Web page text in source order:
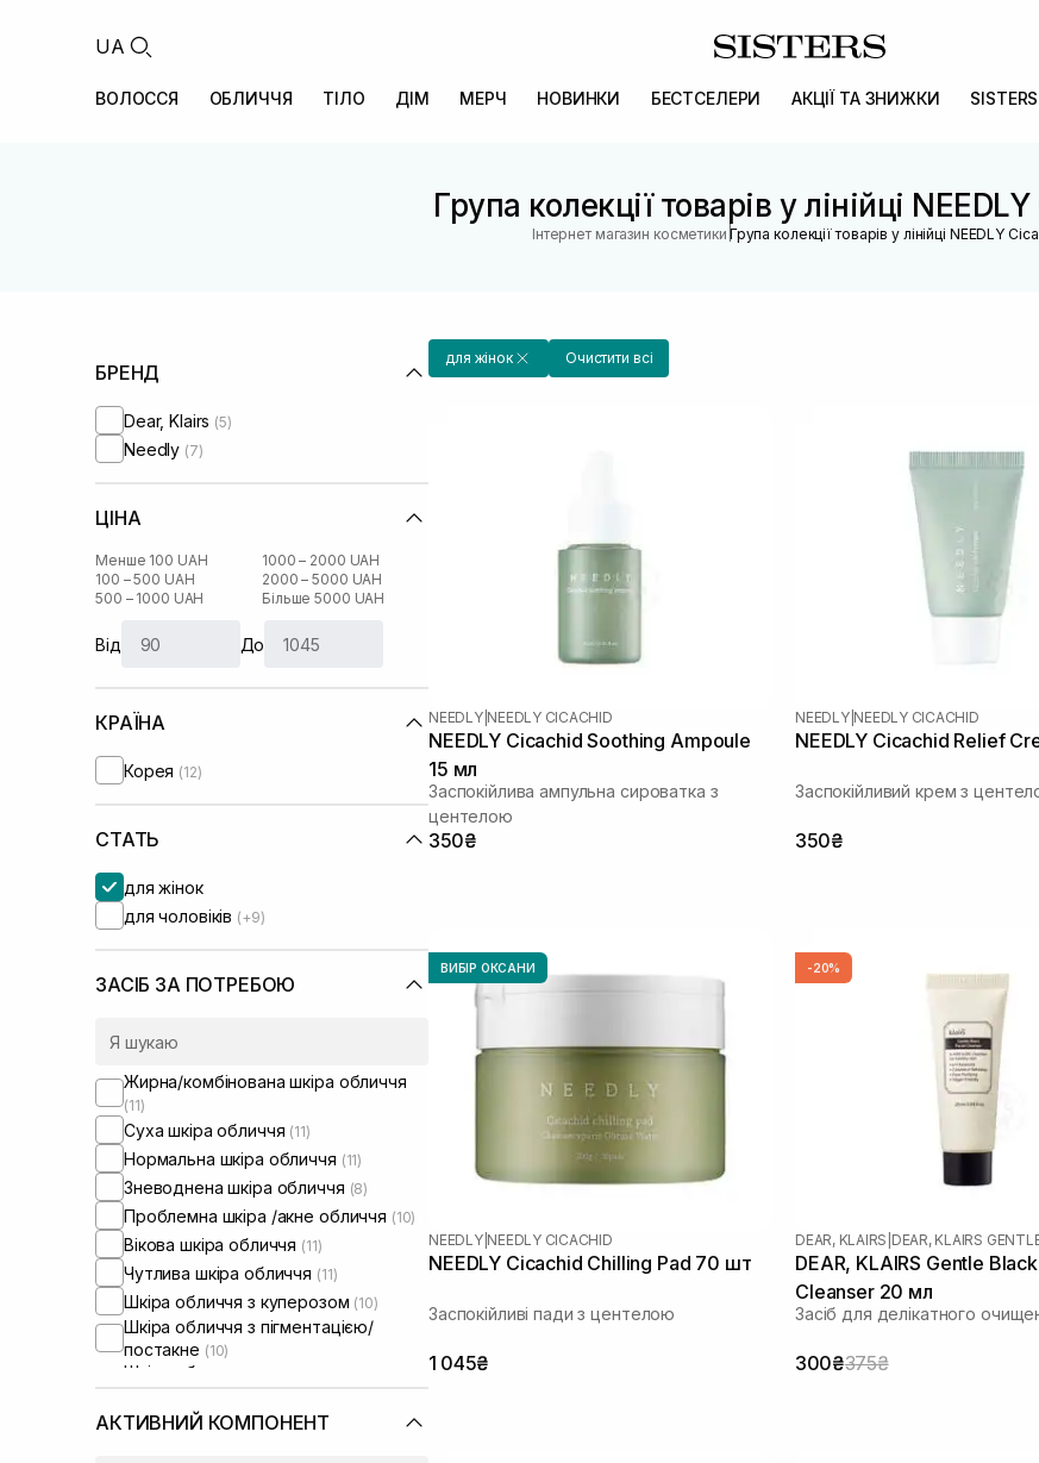
UA
ВОЛОССЯ ОБЛИЧЧЯ ТІЛО ДІМ МЕРЧ НОВИНКИ БЕСТСЕЛЕРИ АКЦІЇ ТА ЗНИЖКИ
Група колекції товарів у лінійці
Інтернет магазин косметики |Група колекції товарів у лінійці NEEDLY
БРЕНД
Dear, Klairs (5)
Needly (7)
ЦІНА
Менше 100 UAH
100 – 500 UAH
500 – 1000 UAH
1000 – 2000 UAH
2000 – 5000 UAH
Більше 5000 UAH
Від До
КРАЇНА
Корея (12)
СТАТЬ
для жінок
для чоловіків (+9)
ЗАСІБ ЗА ПОТРЕБОЮ
Жирна/комбінована шкіра обличчя
(11)
Суха шкіра обличчя (11)
Нормальна шкіра обличчя (11)
Зневоднена шкіра обличчя (8)
Проблемна шкіра /акне обличчя (10)
Вікова шкіра обличчя (11)
Чутлива шкіра обличчя (11)
Шкіра обличчя з куперозом (10)
Шкіра обличчя з пігментацією/
постакне (10)
Шкіра обличчя з розширеними
порами
Шкіра обличчя з порушеним
АКТИВНИЙ КОМПОНЕНТ
для жінок Очистити всі
NEEDLY| NEEDLY CICACHID
NEEDLY Cicachid Soothing Ampoule
15 мл
Заспокійлива ампульна сироватка з
центелою
350₴
NEEDLY| NEEDLY CICACHID
NEEDLY Cicachid Relief
Заспокійливий крем з
350₴
ВИБІР ОКСАНИ
NEEDLY| NEEDLY CICACHID
NEEDLY Cicachid Chilling Pad 70 шт
Заспокійливі пади з центелою
1 045₴
-20%
DEAR, KLAIRS DEAR, KLAIRS
DEAR, KLAIRS Gentle
Cleanser 20 мл
Засіб для делікатного
300₴375₴